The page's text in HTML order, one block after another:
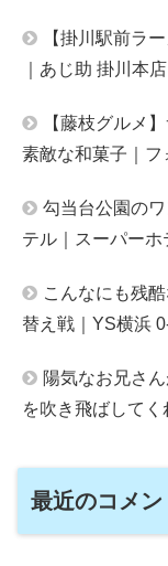
【掛川駅前ラ
｜あじ助 掛川本店
【藤枝グルメ
素敵な和菓子｜
勾当台公園の
テル｜スーパー
こんなにも残
替え戦｜YS横浜
陽気なお兄さ
を吹き飛ばして
最近のコメン